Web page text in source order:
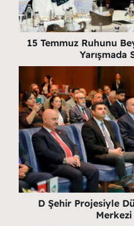
15 Temmuz Ruhunu
Yarışmada
D Şehir Projesiyle